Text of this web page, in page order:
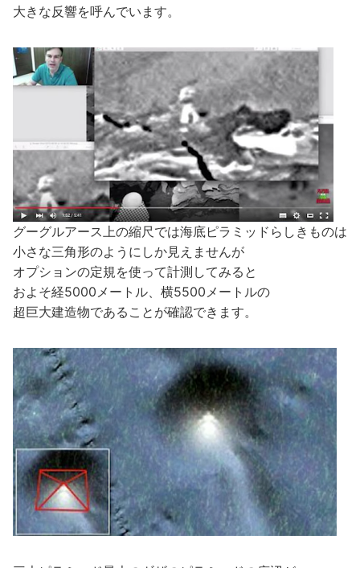
大きな反響を呼んでいます。
グーグルアース上の縮尺では海底ピラミッドらしきものは
小さな三角形のようにしか見えませんが
オプションの定規を使って計測してみると
およそ経5000メートル、横5500メートルの
超巨大建造物であることが確認できます。